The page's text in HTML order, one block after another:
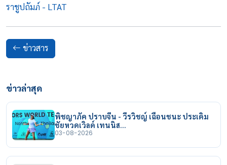
ราชูปถัมภ์ - LTAT
ข่าวสาร
ข่าวล่าสุด
พิชญาภัค ปราบจีน - วีรวิชญ์ เฉือนชนะ ประเดิม
ชัยหวดเวิลด์ เทนนิส…
03-08-2026